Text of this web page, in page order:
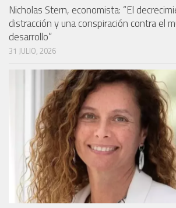
Nicholas Stern, economista: “El
distracción y una conspiración contra el
desarrollo”
31 JULIO, 2026